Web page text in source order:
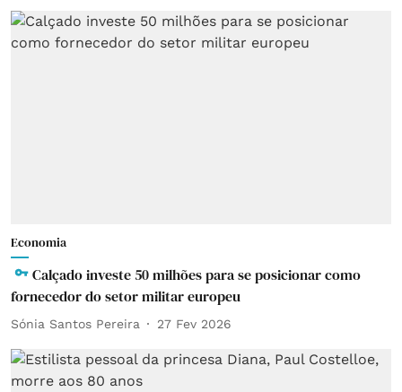
Economia
Calçado investe 50 milhões para se posicionar como
fornecedor do setor militar europeu
Sónia Santos Pereira 27 Fev 2026